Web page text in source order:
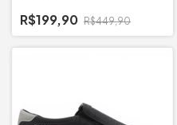
R$199,90 R$449,90